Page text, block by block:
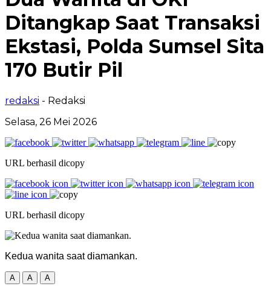
Ditangkap Saat Transaksi
Ekstasi, Polda Sumsel Sita
170 Butir Pil
redaksi - Redaksi
Selasa, 26 Mei 2026
URL berhasil dicopy
URL berhasil dicopy
Kedua wanita saat diamankan.
A A A